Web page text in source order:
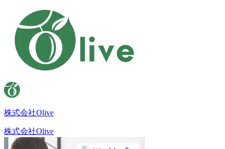
株式会社Olive
株式会社Olive